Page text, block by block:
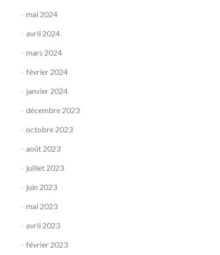
mai 2024
avril 2024
mars 2024
février 2024
janvier 2024
décembre 2023
octobre 2023
août 2023
juillet 2023
juin 2023
mai 2023
avril 2023
février 2023